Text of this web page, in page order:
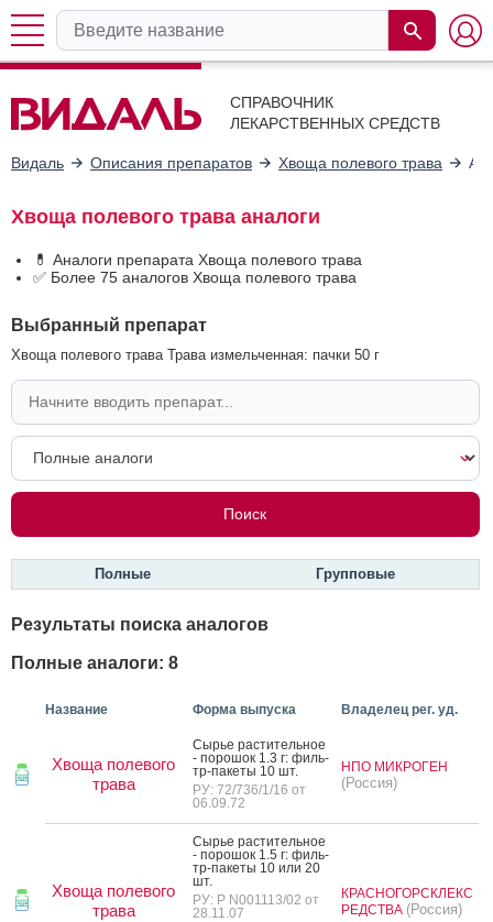
СПРАВОЧНИК
ЛЕКАРСТВЕННЫХ СРЕДСТВ
Видаль Описания препаратов Хвоща полевого трава
Хвоща полевого трава аналоги
💊 Аналоги препарата Хвоща полевого трава
✅ Более 75 аналогов Хвоща полевого трава
Выбранный препарат
Хвоща полевого трава Трава измельченная: пачки 50 г
Полные Групповые
Результаты поиска аналогов
Полные аналоги: 8
Название Форма выпуска Владелец рег. уд.
Хвоща полевого
трава
Сырье рас­ти­тель­ное
- по­рошок 1.3 г: филь­
тр-па­кеты 10 шт.
РУ: 72/736/1/16 от
06.09.72
НПО МИКРОГЕН
(Россия)
Хвоща полевого
трава
Сырье рас­ти­тель­ное
- по­рошок 1.5 г: филь­
тр-па­кеты 10 или 20
шт.
РУ: Р N001113/02 от
28.11.07
КРАСНОГОРСКЛЕКС
РЕДСТВА (Россия)